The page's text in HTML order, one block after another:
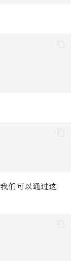
们可以通过这